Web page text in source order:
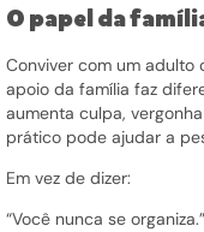
O papel da
Conviver com um adulto
apoio da família faz
aumenta culpa,
prático pode ajudar a
Em vez de dizer:
“Você nunca se organiza.”